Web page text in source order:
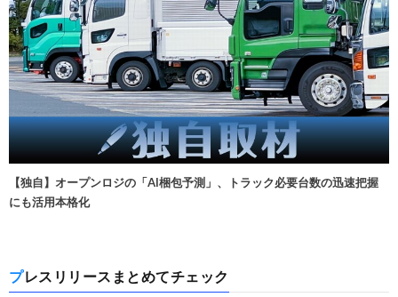
【独自】オープンロジの「AI梱包予測」、トラック必要台数の迅速把握
にも活用本格化
プレスリリースまとめてチェック